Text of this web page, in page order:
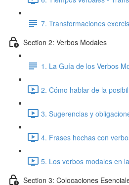
7. Transformaciones
Section 2: Verbos Modales
1. La Guía de los Verbos
2. Cómo hablar de la
3. Sugerencias y
4. Frases hechas con
5. Los verbos modales en
Section 3: Colocaciones